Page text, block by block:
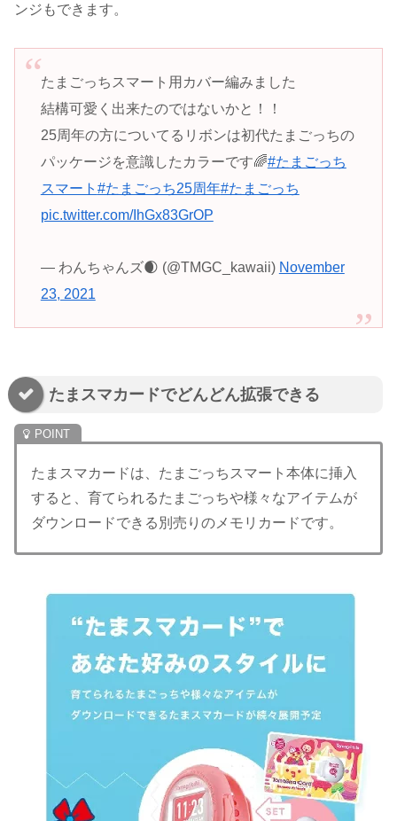
ンジもできます。
たまごっちスマート用カバー編みました
結構可愛く出来たのではないかと！！
25周年の方についてるリボンは初代たまごっちの
パッケージを意識したカラーです🌈#たまごっち
スマート #たまごっち25周年#たまごっち
pic.twitter.com/IhGx83GrOP
— わんちゃんズ🌒 (@TMGC_kawaii) November
23, 2021
たまスマカードでどんどん拡張できる
たまスマカードは、たまごっちスマート本体に挿入
すると、育てられるたまごっちや様々なアイテムが
ダウンロードできる別売りのメモリカードです。